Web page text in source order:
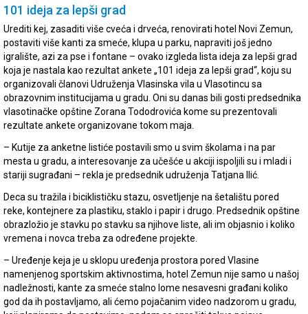
101 ideja za lepši grad
Urediti kej, zasaditi više cveća i drveća, renovirati hotel Novi Zemun,
postaviti više kanti za smeće, klupa u parku, napraviti još jedno
igralište, azi za pse i fontane – ovako izgleda lista ideja za lepši grad
koja je nastala kao rezultat ankete „101 ideja za lepši grad“, koju su
organizovali članovi Udruženja Vlasinska vila u Vlasotincu sa
obrazovnim institucijama u gradu. Oni su danas bili gosti predsednika
vlasotinačke opštine Zorana Tododrovića kome su prezentovali
rezultate ankete organizovane tokom maja.
– Kutije za anketne listiće postavili smo u svim školama i na par
mesta u gradu, a interesovanje za učešće u akciji ispoljili su i mladi i
stariji sugrađani – rekla je predsednik udruženja Tatjana Ilić.
Deca su tražila i biciklističku stazu, osvetljenje na šetalištu pored
reke, kontejnere za plastiku, staklo i papir i drugo. Predsednik opštine
obrazložio je stavku po stavku sa njihove liste, ali im objasnio i koliko
vremena i novca treba za određene projekte.
– Uređenje keja je u sklopu uređenja prostora pored Vlasine
namenjenog sportskim aktivnostima, hotel Zemun nije samo u našoj
nadležnosti, kante za smeće stalno lome nesavesni građani koliko
god da ih postavljamo, ali ćemo pojačanim video nadzorom u gradu,